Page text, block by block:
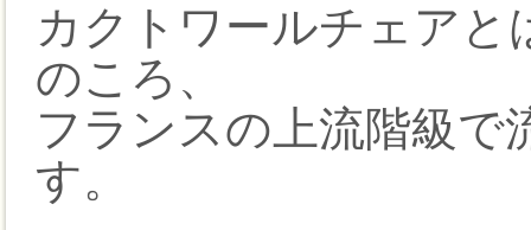
カクトワールチェアと
のころ、
フランスの上流階級で
す。